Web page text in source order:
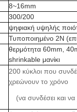
8~16mm
300/200
ψηφιακή υψηλής
Τυποποιημένο 2N
θερμότητα 60mm,
shrinkable μανίκι
200 κύκλοι που
χρεώνουν το χρόνο
(να συνδέσει και